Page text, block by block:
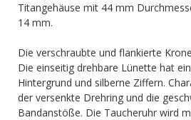
Titangehäuse mit 44 mm
14 mm.
Die verschraubte und flankierte
Die einseitig drehbare Lünette hat
Hintergrund und silberne Ziffern.
der versenkte Drehring und die
Bandanstöße. Die Taucheruhr wird